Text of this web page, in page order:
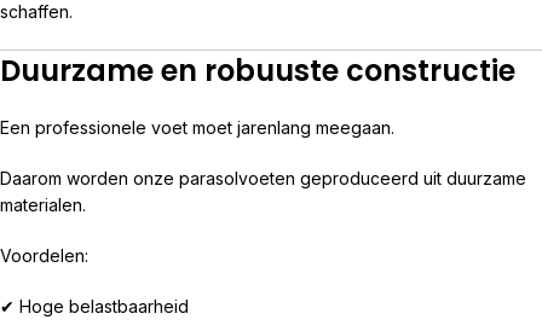
schaffen.
Duurzame en robuuste constructie
Een professionele voet moet jarenlang meegaan.
Daarom worden onze parasolvoeten geproduceerd uit duurzame
materialen.
Voordelen:
✔ Hoge belastbaarheid